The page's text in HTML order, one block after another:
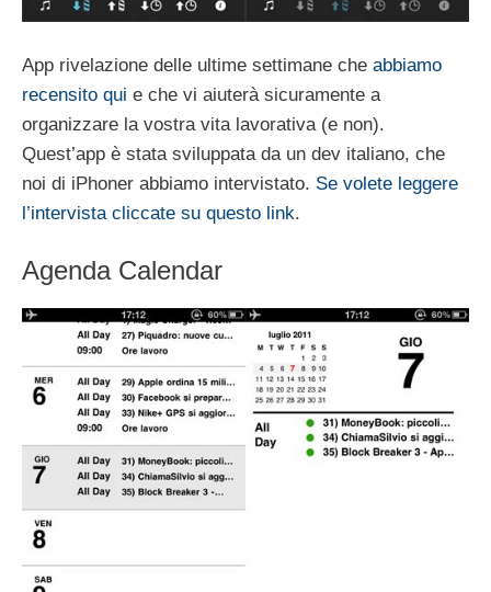
App rivelazione delle ultime settimane che abbiamo
recensito qui e che vi aiuterà sicuramente a
organizzare la vostra vita lavorativa (e non).
Quest’app è stata sviluppata da un dev italiano, che
noi di iPhoner abbiamo intervistato. Se volete leggere
l’intervista cliccate su questo link.
Agenda Calendar